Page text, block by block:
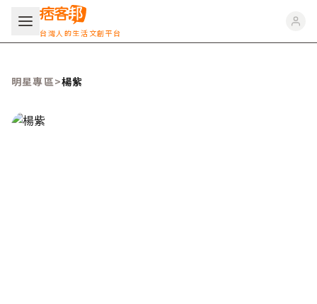
台灣人的生活文創平台
明星專區>楊紫